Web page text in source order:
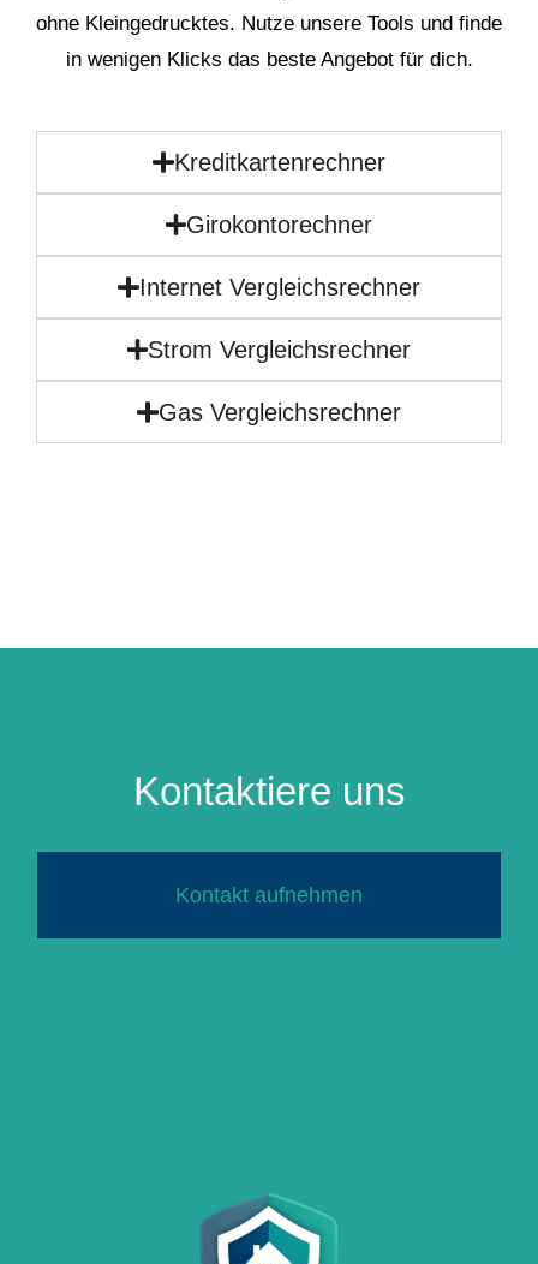
ohne Kleingedrucktes. Nutze unsere Tools und finde
in wenigen Klicks das beste Angebot für dich.
Kreditkartenrechner
Girokontorechner
Internet Vergleichsrechner
Strom Vergleichsrechner
Gas Vergleichsrechner
Kontaktiere uns
Kontakt aufnehmen